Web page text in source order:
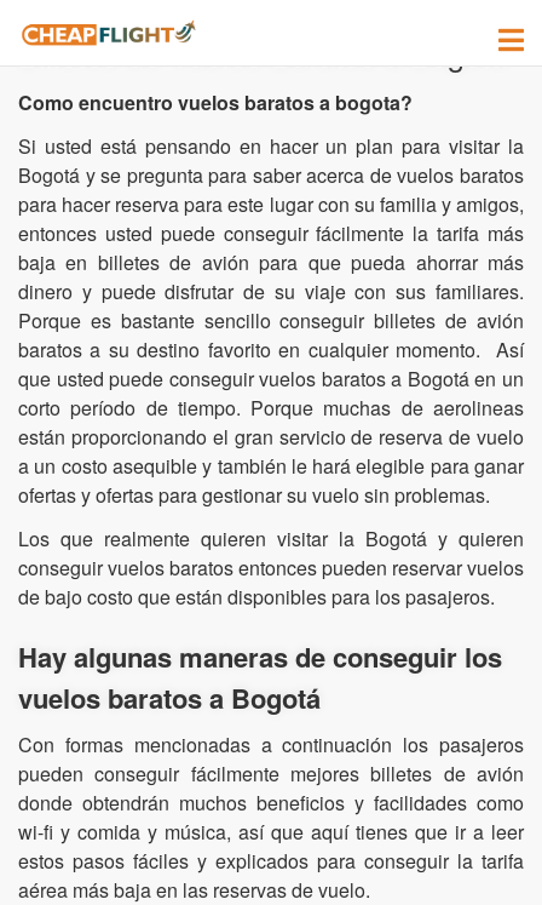
Billetes de Vuelos Baratos a Bogota
Como encuentro vuelos baratos a bogota?
Si usted está pensando en hacer un plan para visitar la
Bogotá y se pregunta para saber acerca de vuelos baratos
para hacer reserva para este lugar con su familia y amigos,
entonces usted puede conseguir fácilmente la tarifa más
baja en billetes de avión para que pueda ahorrar más
dinero y puede disfrutar de su viaje con sus familiares.
Porque es bastante sencillo conseguir billetes de avión
baratos a su destino favorito en cualquier momento. Así
que usted puede conseguir vuelos baratos a Bogotá en un
corto período de tiempo. Porque muchas de aerolineas
están proporcionando el gran servicio de reserva de vuelo
a un costo asequible y también le hará elegible para ganar
ofertas y ofertas para gestionar su vuelo sin problemas.
Los que realmente quieren visitar la Bogotá y quieren
conseguir vuelos baratos entonces pueden reservar vuelos
de bajo costo que están disponibles para los pasajeros.
Hay algunas maneras de conseguir los
vuelos baratos a Bogotá
Con formas mencionadas a continuación los pasajeros
pueden conseguir fácilmente mejores billetes de avión
donde obtendrán muchos beneficios y facilidades como
wi-fi y comida y música, así que aquí tienes que ir a leer
estos pasos fáciles y explicados para conseguir la tarifa
aérea más baja en las reservas de vuelo.